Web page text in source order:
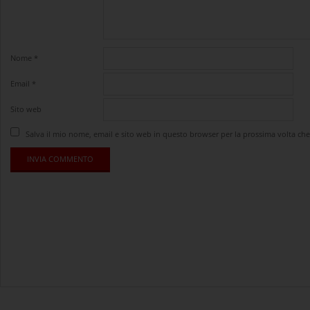
Nome *
Email *
Sito web
Salva il mio nome, email e sito web in questo browser per la prossima volta